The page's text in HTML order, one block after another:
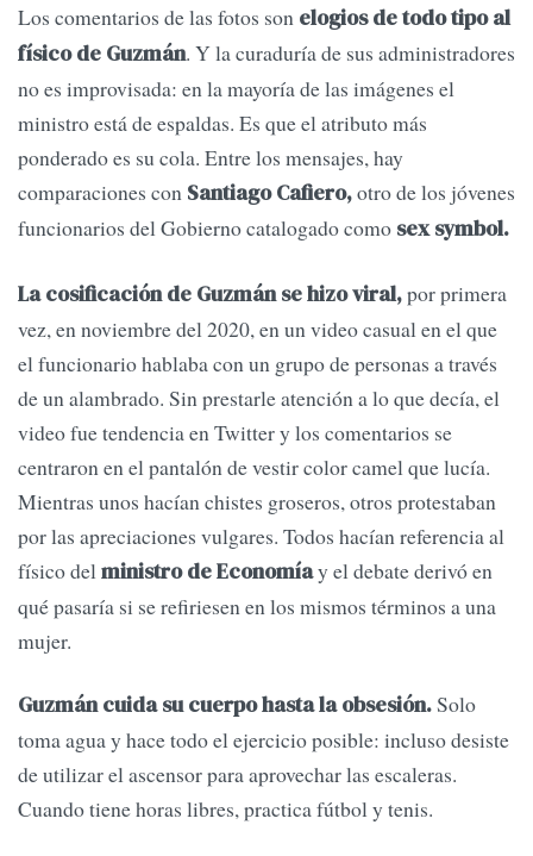
Los comentarios de las fotos son elogios de todo tipo al
físico de Guzmán. Y la curaduría de sus administradores
no es improvisada: en la mayoría de las imágenes el
ministro está de espaldas. Es que el atributo más
ponderado es su cola. Entre los mensajes, hay
comparaciones con Santiago Cafiero,otro de los jóvenes
funcionarios del Gobierno catalogado como sex symbol.
La cosificación de Guzmán se hizo viral,por primera
vez, en noviembre del 2020, en un video casual en el que
el funcionario hablaba con un grupo de personas a través
de un alambrado. Sin prestarle atención a lo que decía, el
video fue tendencia en Twitter y los comentarios se
centraron en el pantalón de vestir color camel que lucía.
Mientras unos hacían chistes groseros, otros protestaban
por las apreciaciones vulgares. Todos hacían referencia al
físico delministro de Economíay el debate derivó en
qué pasaría si se refiriesen en los mismos términos a una
mujer.
Guzmán cuida su cuerpo hasta la obsesión.Solo
toma agua y hace todo el ejercicio posible: incluso desiste
de utilizar el ascensor para aprovechar las escaleras.
Cuando tiene horas libres, practica fútbol y tenis.